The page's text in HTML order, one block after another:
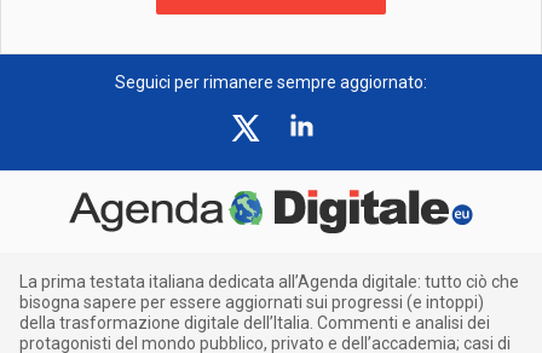
Seguici per rimanere sempre aggiornato:
La prima testata italiana dedicata all’Agenda digitale: tutto ciò che
bisogna sapere per essere aggiornati sui progressi (e intoppi)
della trasformazione digitale dell’Italia. Commenti e analisi dei
protagonisti del mondo pubblico, privato e dell’accademia; casi di